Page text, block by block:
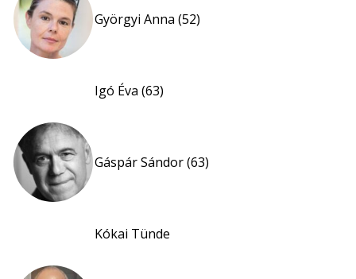
Györgyi Anna (52)
Igó Éva (63)
Gáspár Sándor (63)
Kókai Tünde